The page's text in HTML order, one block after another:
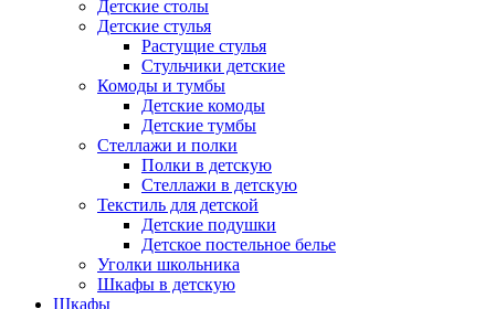
Детские столы
Детские стулья
Растущие стулья
Стульчики детские
Комоды и тумбы
Детские комоды
Детские тумбы
Стеллажи и полки
Полки в детскую
Стеллажи в детскую
Текстиль для детской
Детские подушки
Детское постельное белье
Уголки школьника
Шкафы в детскую
Шкафы